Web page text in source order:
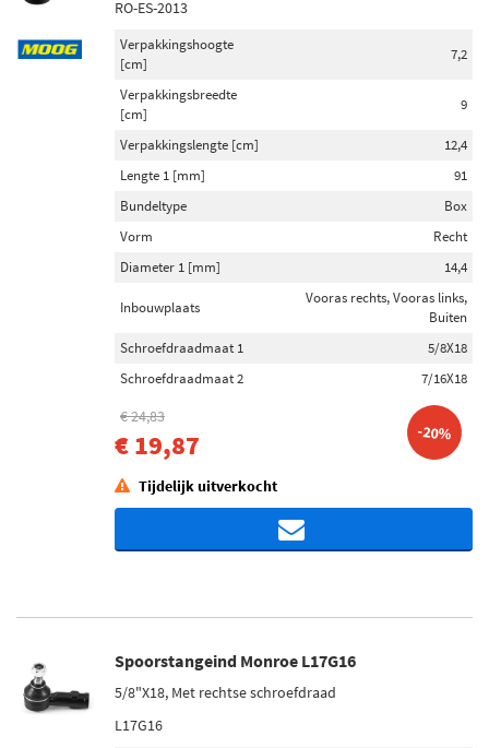
RO-ES-2013
Verpakkingshoogte
[cm]
7,2
Verpakkingsbreedte
[cm]
9
Verpakkingslengte [cm]
12,4
Lengte 1 [mm]
91
Bundeltype
Box
Vorm
Recht
Diameter 1 [mm]
14,4
Inbouwplaats
Vooras rechts, Vooras links,
Buiten
Schroefdraadmaat 1
5/8X18
Schroefdraadmaat 2
7/16X18
€ 24,83
€ 19,87 -20%
Tijdelijk uitverkocht
Spoorstangeind Monroe L17G16
5/8"X18, Met rechtse schroefdraad
L17G16